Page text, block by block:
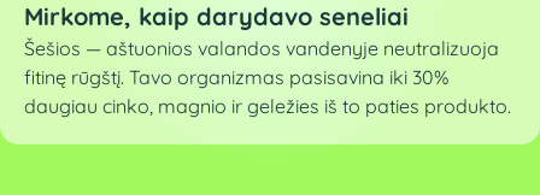
Mirkome, kaip darydavo seneliai
Šešios — aštuonios valandos vandenyje neutralizuoja
fitinę rūgštį. Tavo organizmas pasisavina iki 30%
daugiau cinko, magnio ir geležies iš to paties produkto.